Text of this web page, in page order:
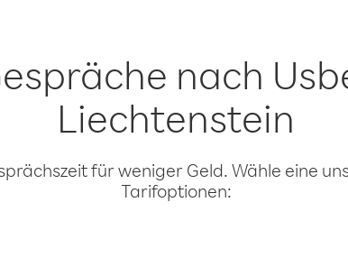
nach
Liechtenstein
für weniger Geld. Wähle eine
Tarifoptionen: